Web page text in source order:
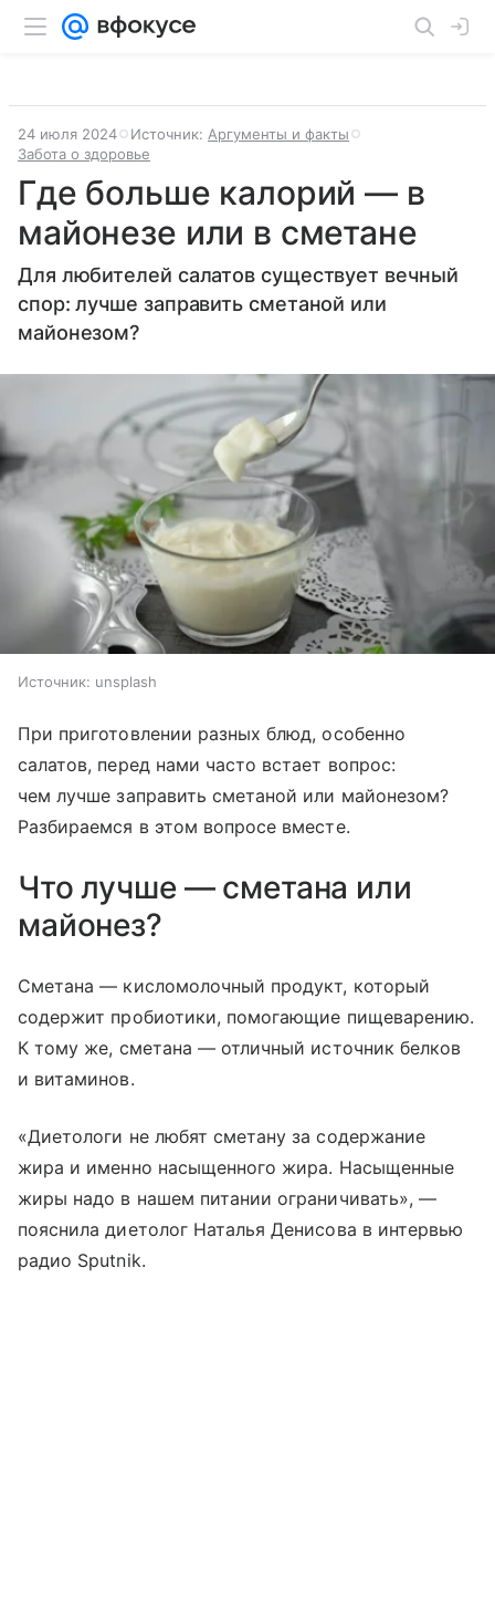
24 июля 2024 Источник: Аргументы и факты
Забота о здоровье
Где больше калорий — в
майонезе или в сметане
Для любителей салатов существует вечный
спор: лучше заправить сметаной или
майонезом?
Источник: unsplash
При приготовлении разных блюд, особенно
салатов, перед нами часто встает вопрос:
чем лучше заправить сметаной или майонезом?
Разбираемся в этом вопросе вместе.
Что лучше — сметана или
майонез?
Сметана — кисломолочный продукт, который
содержит пробиотики, помогающие пищеварению.
К тому же, сметана — отличный источник белков
и витаминов.
«Диетологи не любят сметану за содержание
жира и именно насыщенного жира. Насыщенные
жиры надо в нашем питании ограничивать», —
пояснила диетолог Наталья Денисова в интервью
радио Sputnik.